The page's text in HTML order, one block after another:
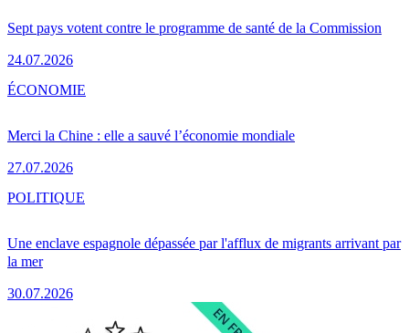
Sept pays votent contre le programme de santé de la Commission
24.07.2026
Merci la Chine : elle a sauvé l’économie mondiale
27.07.2026
ÉCONOMIE
Une enclave espagnole dépassée par l'afflux de migrants arrivant par
la mer
30.07.2026
POLITIQUE